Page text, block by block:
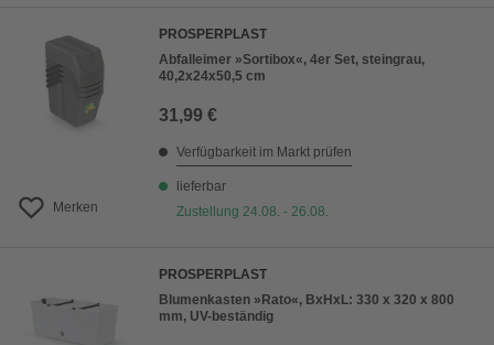
Merken
PROSPERPLAST
Abfalleimer »Sortibox«, 4er Set, steingrau,
40,2x24x50,5 cm
31,99 €
Verfügbarkeit im Markt prüfen
lieferbar
Zustellung 24.08. - 26.08.
PROSPERPLAST
Blumenkasten »Rato«, BxHxL: 330 x 320 x 800
mm, UV-beständig